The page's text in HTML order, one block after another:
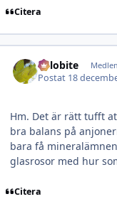
Citera
Trilobite
Postat 18
Hm. Det är rätt tufft
bra balans på
bara få
glasrosor med hur
Citera